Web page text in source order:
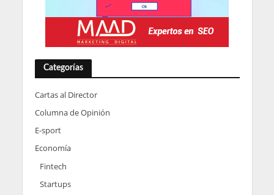
Categorías
Cartas al Director
Columna de Opinión
E-sport
Economía
Fintech
Startups